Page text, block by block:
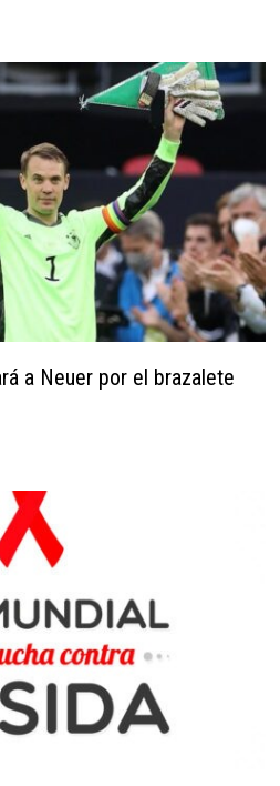
a Neuer por el brazalete